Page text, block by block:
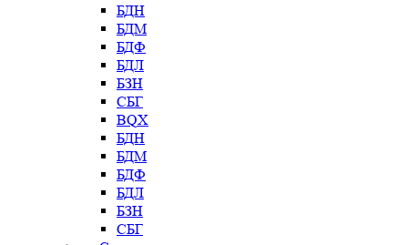
БДН
БДМ
БДФ
БДЛ
БЗН
СБГ
BQX
БДН
БДМ
БДФ
БДЛ
БЗН
СБГ